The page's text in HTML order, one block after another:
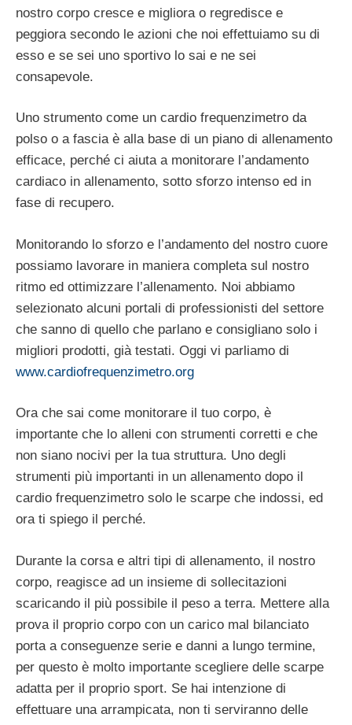
nostro corpo cresce e migliora o regredisce e
peggiora secondo le azioni che noi effettuiamo su di
esso e se sei uno sportivo lo sai e ne sei
consapevole.
Uno strumento come un cardio frequenzimetro da
polso o a fascia è alla base di un piano di allenamento
efficace, perché ci aiuta a monitorare l’andamento
cardiaco in allenamento, sotto sforzo intenso ed in
fase di recupero.
Monitorando lo sforzo e l’andamento del nostro cuore
possiamo lavorare in maniera completa sul nostro
ritmo ed ottimizzare l’allenamento. Noi abbiamo
selezionato alcuni portali di professionisti del settore
che sanno di quello che parlano e consigliano solo i
migliori prodotti, già testati. Oggi vi parliamo di
www.cardiofrequenzimetro.org
Ora che sai come monitorare il tuo corpo, è
importante che lo alleni con strumenti corretti e che
non siano nocivi per la tua struttura. Uno degli
strumenti più importanti in un allenamento dopo il
cardio frequenzimetro solo le scarpe che indossi, ed
ora ti spiego il perché.
Durante la corsa e altri tipi di allenamento, il nostro
corpo, reagisce ad un insieme di sollecitazioni
scaricando il più possibile il peso a terra. Mettere alla
prova il proprio corpo con un carico mal bilanciato
porta a conseguenze serie e danni a lungo termine,
per questo è molto importante scegliere delle scarpe
adatta per il proprio sport. Se hai intenzione di
effettuare una arrampicata, non ti serviranno delle